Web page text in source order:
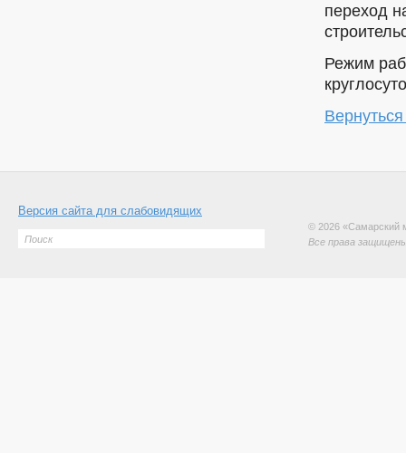
переход
Режим
Версия сайта для слабовидящих
© 2026 «Самарский
Все права